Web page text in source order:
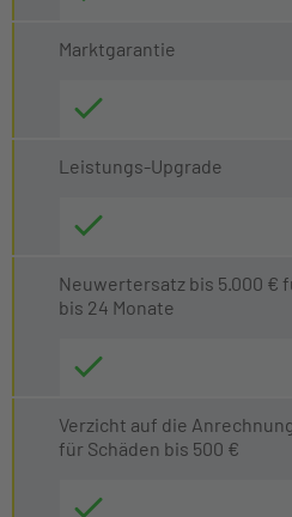
Marktgarantie
Leistungs-Upgrade
Neuwertersatz bis 5.000 €
bis 24 Monate
Verzicht auf die
für Schäden bis 500 €